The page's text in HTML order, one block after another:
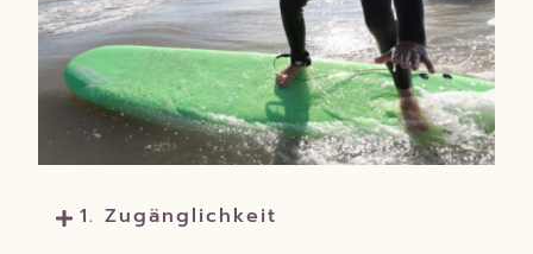
1. Zugänglichkeit